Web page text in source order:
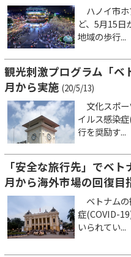
ハノイ市ホ
ど、5月15日
地域の歩行...
観光刺激プログラム「ベ
月から実施 (20/5/13)
文化スポー
イルス感染
行を奨励す...
「安全な旅行先」でベ
月から海外市場の回復目
ベトナムの
症(COVID-
いられてい...